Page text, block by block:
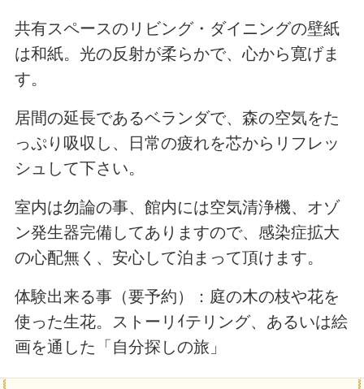
共有スペースのリビング・ダイニングの壁紙
は和紙。光の反射が柔らかで、心から寛げま
す。
居間の延長であるベランダで、森の空気をた
っぷり吸収し、日常の疲れを芯からリフレッ
シュして下さい。
室内は勿論の事、館内には空気清浄機、オゾ
ン発生器完備してありますので、感染症拡大
の心配無く、安心して泊まって頂けます。
体験出来る事（要予約）：庭の木の枝や花を
使った生花。ストーリｲテリング、あるいは絵
画を通した「自分探しの旅」